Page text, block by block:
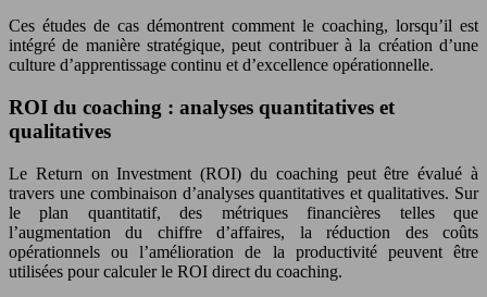
Ces études de cas démontrent comment le coaching, lorsqu’il est
intégré de manière stratégique, peut contribuer à la création d’une
culture d’apprentissage continu et d’excellence opérationnelle.
ROI du coaching : analyses quantitatives et
qualitatives
Le Return on Investment (ROI) du coaching peut être évalué à
travers une combinaison d’analyses quantitatives et qualitatives. Sur
le plan quantitatif, des métriques financières telles que
l’augmentation du chiffre d’affaires, la réduction des coûts
opérationnels ou l’amélioration de la productivité peuvent être
utilisées pour calculer le ROI direct du coaching.